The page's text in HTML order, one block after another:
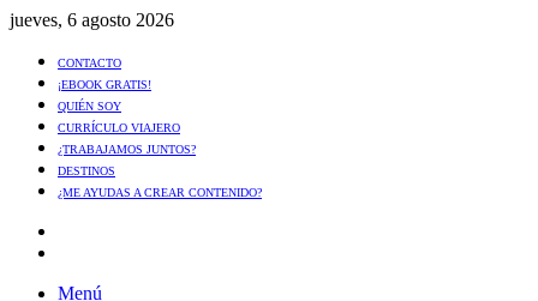
jueves, 6 agosto 2026
CONTACTO
¡EBOOK GRATIS!
QUIÉN SOY
CURRÍCULO VIAJERO
¿TRABAJAMOS JUNTOS?
DESTINOS
¿ME AYUDAS A CREAR CONTENIDO?
Menú